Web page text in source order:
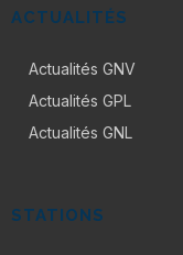
ACTUALITÉS
Actualités GNV
Actualités GPL
Actualités GNL
STATIONS